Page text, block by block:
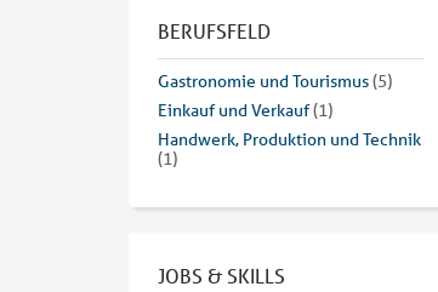
BERUFSFELD
Gastronomie und Tourismus(5)
Einkauf und Verkauf(1)
Handwerk, Produktion und Technik
(1)
JOBS & SKILLS